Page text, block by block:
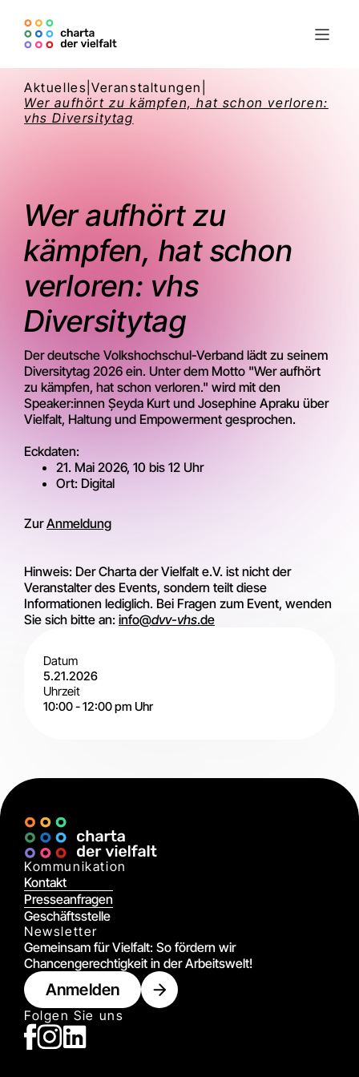
Aktuelles |Veranstaltungen
Wer aufhört zu kämpfen, hat schon verloren:
vhs Diversitytag
Wer aufhört zu
kämpfen, hat schon
verloren: vhs
Diversitytag
Der deutsche Volkshochschul-Verband lädt zu seinem
Diversitytag 2026 ein. Unter dem Motto "Wer aufhört
zu kämpfen, hat schon verloren." wird mit den
Speaker:innen Șeyda Kurt und Josephine Apraku über
Vielfalt, Haltung und Empowerment gesprochen.
Eckdaten:
21. Mai 2026, 10 bis 12 Uhr
Ort: Digital
ZurAnmeldung
Hinweis: Der Charta der Vielfalt e.V. ist nicht der
Veranstalter des Events, sondern teilt diese
Informationen lediglich. Bei Fragen zum Event, wenden
Sie sich bitte an: info@dvv-vhs.de
Datum
5.21.2026
Uhrzeit
10:00-12:00 pm Uhr
Digital
Kommunikation
Kontakt
Presseanfragen
Geschäftsstelle
Newsletter
Gemeinsam für Vielfalt: So fördern wir
Chancengerechtigkeit in der Arbeitswelt!
Anmelden
Folgen Sie uns